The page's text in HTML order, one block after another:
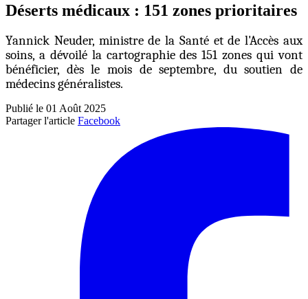
Déserts médicaux : 151 zones prioritaires
Yannick Neuder, ministre de la Santé et de l'Accès aux
soins, a dévoilé la cartographie des 151 zones qui vont
bénéficier, dès le mois de septembre, du soutien de
médecins généralistes.
Publié le 01 Août 2025
Partager l'article Facebook